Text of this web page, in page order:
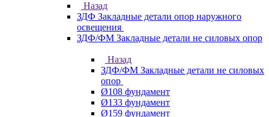
Назад
ЗДФ Закладные детали опор наружного
освещения
ЗДФ/ФМ Закладные детали не силовых опор
Назад
ЗДФ/ФМ Закладные детали не силовых
опор
Ø108 фундамент
Ø133 фундамент
Ø159 фундамент